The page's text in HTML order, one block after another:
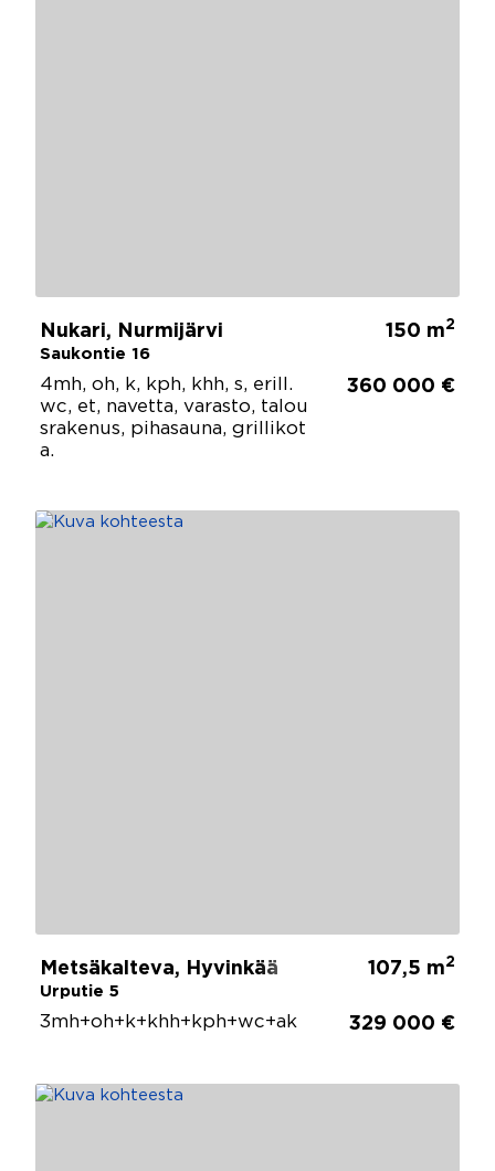
Nukari, Nurmijärvi
Saukontie 16
150 m2
4mh, oh, k, kph, khh, s, erill.
wc, et, navetta, varasto, talou
srakenus, pihasauna, grillikot
a.
360 000 €
Metsäkalteva, Hyvinkää
Urputie 5
107,5 m2
3mh+oh+k+khh+kph+wc+ak 329 000 €